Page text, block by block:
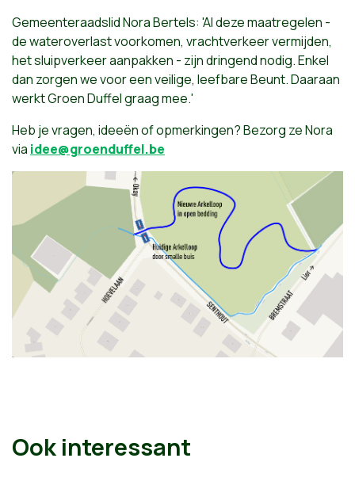
Gemeenteraadslid Nora Bertels: 'Al deze maatregelen -
de wateroverlast voorkomen, vrachtverkeer vermijden,
het sluipverkeer aanpakken - zijn dringend nodig. Enkel
dan zorgen we voor een veilige, leefbare Beunt. Daaraan
werkt Groen Duffel graag mee.'
Heb je vragen, ideeën of opmerkingen? Bezorg ze Nora
via idee@groenduffel.be
Ook interessant